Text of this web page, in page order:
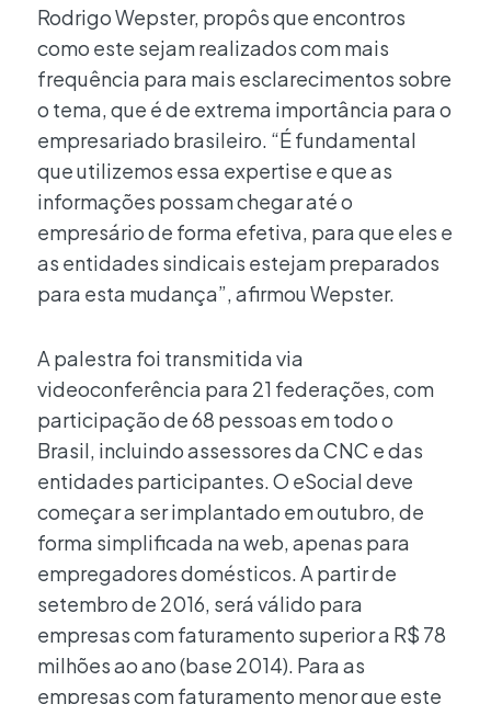
Rodrigo Wepster, propôs que encontros
como este sejam realizados com mais
frequência para mais esclarecimentos sobre
o tema, que é de extrema importância para o
empresariado brasileiro. “É fundamental
que utilizemos essa expertise e que as
informações possam chegar até o
empresário de forma efetiva, para que eles e
as entidades sindicais estejam preparados
para esta mudança”, afirmou Wepster.
A palestra foi transmitida via
videoconferência para 21 federações, com
participação de 68 pessoas em todo o
Brasil, incluindo assessores da CNC e das
entidades participantes. O eSocial deve
começar a ser implantado em outubro, de
forma simplificada na web, apenas para
empregadores domésticos. A partir de
setembro de 2016, será válido para
empresas com faturamento superior a R$ 78
milhões ao ano (base 2014). Para as
empresas com faturamento menor que este